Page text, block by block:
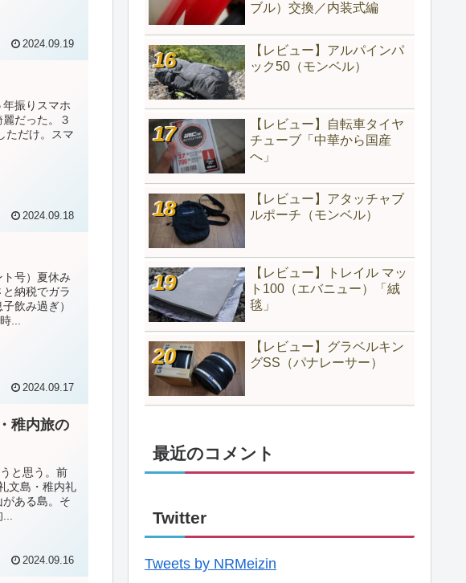
2024.09.19
振りスマホ
だった。３
ただけ。スマ
2024.09.18
号）夏休み
納税でガラ
飲み過ぎ）
...
2024.09.17
稚内旅の
と思う。前
文島・稚内礼
ある島。そ
2024.09.16
ブル）交換／内装式編
【レビュー】アルパインパ
ック50（モンベル）
【レビュー】自転車タイヤ
チューブ「中華から国産
へ」
【レビュー】アタッチャブ
ルポーチ（モンベル）
【レビュー】トレイル マッ
ト100（エバニュー）「絨
毯」
【レビュー】グラベルキン
グSS（パナレーサー）
最近のコメント
Twitter
Tweets by NRMeizin